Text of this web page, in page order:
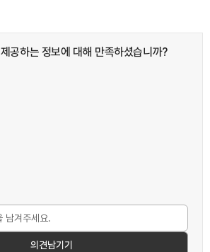
공하는 정보에 대해 만족하셨습니까?